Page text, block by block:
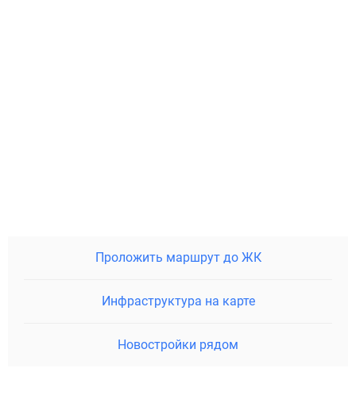
Проложить маршрут до ЖК
Инфраструктура на карте
Новостройки рядом